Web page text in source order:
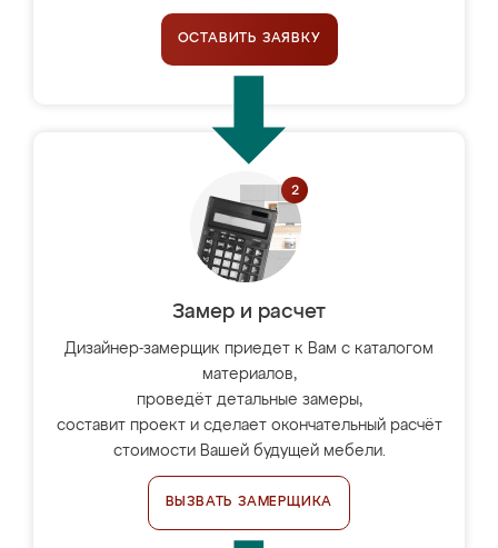
ОСТАВИТЬ ЗАЯВКУ
Замер и расчет
Дизайнер-замерщик приедет к Вам с каталогом
материалов,
проведёт детальные замеры,
составит проект и сделает окончательный расчёт
стоимости Вашей будущей мебели.
ВЫЗВАТЬ ЗАМЕРЩИКА